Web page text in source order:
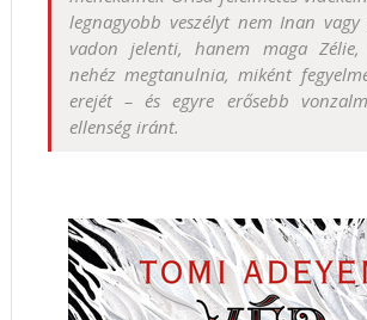
legnagyobb veszélyt nem Inan
vadon jelenti, hanem maga Zélie,
nehéz megtanulnia, miként
erejét – és egyre erősebb
ellenség iránt.